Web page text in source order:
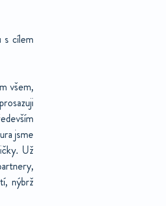
s cílem
všem,
jsme
Už
nýbrž